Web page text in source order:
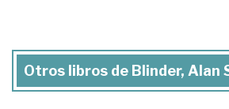
Otros libros de Blinder, Alan